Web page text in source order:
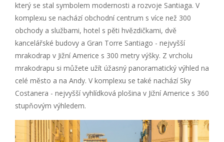
který se stal symbolem modernosti a rozvoje Santiaga. V
komplexu se nachází obchodní centrum s více než 300
obchody a službami, hotel s pěti hvězdičkami, dvě
kancelářské budovy a Gran Torre Santiago - nejvyšší
mrakodrap v Jižní Americe s 300 metry výšky. Z vrcholu
mrakodrapu si můžete užít úžasný panoramatický výhled na
celé město a na Andy. V komplexu se také nachází Sky
Costanera - nejvyšší vyhlídková plošina v Jižní Americe s 360
stupňovým výhledem.